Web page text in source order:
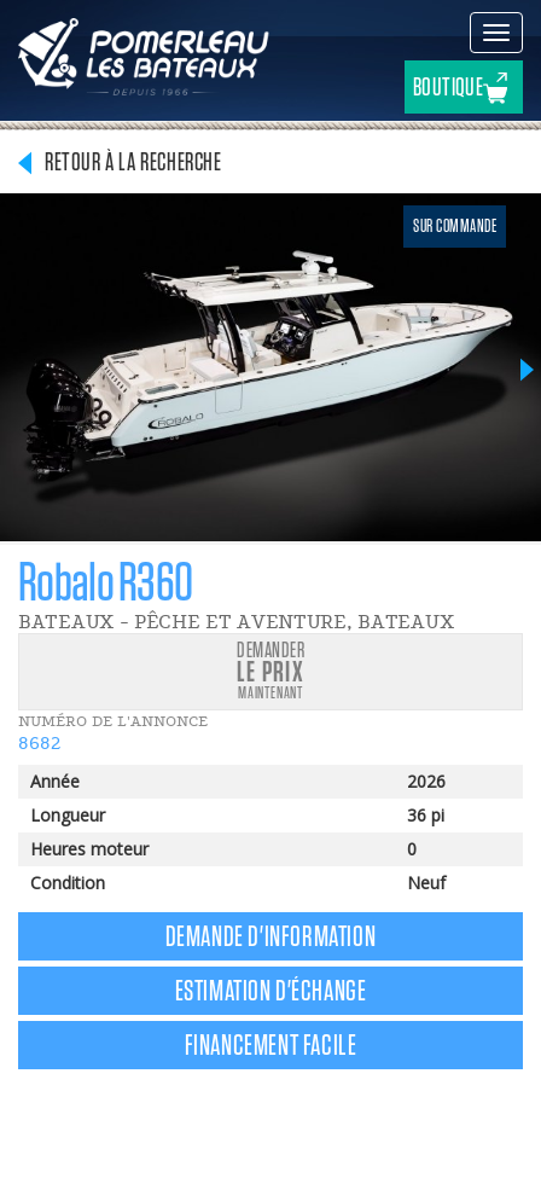
la
BOUTIQUE
RETOUR À LA RECHERCHE
SUR COMMANDE
Robalo R360
BATEAUX - PÊCHE ET AVENTURE, BATEAUX
DEMANDER
LE PRIX
MAINTENANT
NUMÉRO DE L'ANNONCE
8682
Année
2026
Longueur
36 pi
Heures moteur
0
Condition
Neuf
DEMANDE D'INFORMATION
ESTIMATION D'ÉCHANGE
FINANCEMENT FACILE